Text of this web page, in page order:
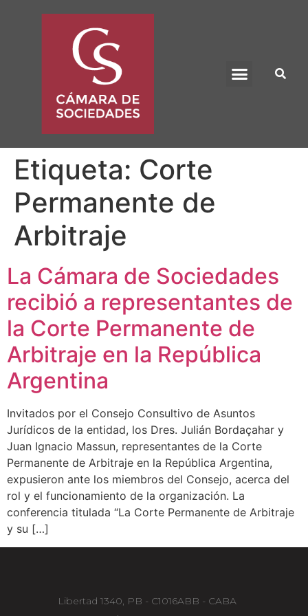
Etiqueta: Corte
Permanente de
Arbitraje
La Cámara de Sociedades
recibió a representantes de
la Corte Permanente de
Arbitraje en la República
Argentina
Invitados por el Consejo Consultivo de Asuntos
Jurídicos de la entidad, los Dres. Julián Bordaçahar y
Juan Ignacio Massun, representantes de la Corte
Permanente de Arbitraje en la República Argentina,
expusieron ante los miembros del Consejo, acerca del
rol y el funcionamiento de la organización. La
conferencia titulada “La Corte Permanente de Arbitraje
y su […]
Libertad 1340, PB - C1016ABB - CABA